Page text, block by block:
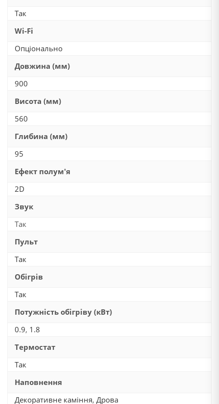
Так
Wi-Fi
Опціонально
Довжина (мм)
900
Висота (мм)
560
Глибина (мм)
95
Ефект полум'я
2D
Звук
Так
Пульт
Так
Обігрів
Так
Потужність обігріву (кВт)
0.9, 1.8
Термостат
Так
Наповнення
Декоративне каміння, Дрова